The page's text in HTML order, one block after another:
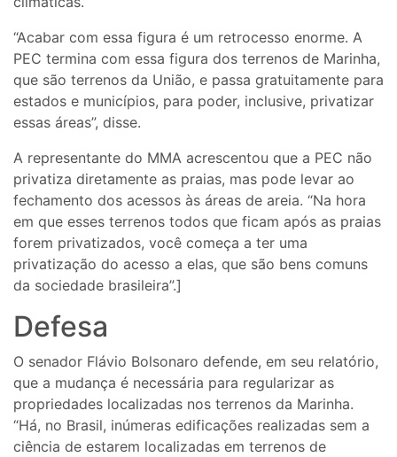
“Acabar com essa figura é um retrocesso enorme. A
PEC termina com essa figura dos terrenos de Marinha,
que são terrenos da União, e passa gratuitamente para
estados e municípios, para poder, inclusive, privatizar
essas áreas”, disse.
A representante do MMA acrescentou que a PEC não
privatiza diretamente as praias, mas pode levar ao
fechamento dos acessos às áreas de areia. “Na hora
em que esses terrenos todos que ficam após as praias
forem privatizados, você começa a ter uma
privatização do acesso a elas, que são bens comuns
da sociedade brasileira”.]
Defesa
O senador Flávio Bolsonaro defende, em seu relatório,
que a mudança é necessária para regularizar as
propriedades localizadas nos terrenos da Marinha.
“Há, no Brasil, inúmeras edificações realizadas sem a
ciência de estarem localizadas em terrenos de